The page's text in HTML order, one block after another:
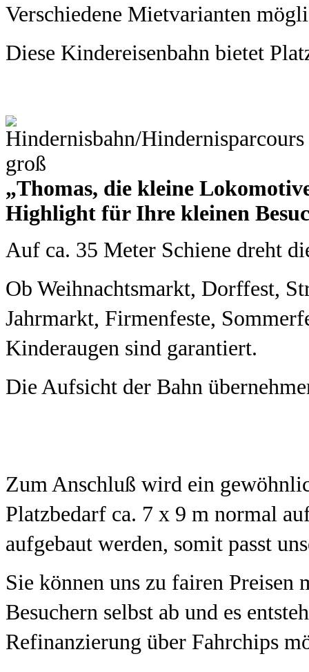
Verschiedene Mietvarianten
Diese Kindereisenbahn bietet
„Thomas, die kleine
Highlight für Ihre kleinen
Auf ca. 35 Meter Schiene dreht
Ob Weihnachtsmarkt, Dorffest,
Jahrmarkt, Firmenfeste,
Kinderaugen sind garantiert.
Die Aufsicht der Bahn
Zum Anschluß wird ein
Platzbedarf ca. 7 x 9 m normal
aufgebaut werden, somit passt
Sie können uns zu fairen Preisen
Besuchern selbst ab und es
Refinanzierung über Fahrchips